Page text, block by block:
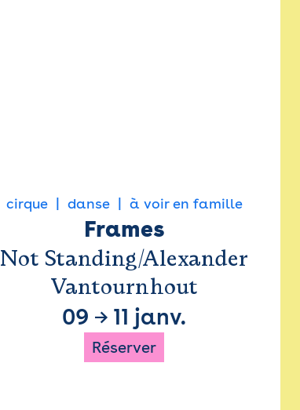
cirque danse à voir en famille
Frames
Not Standing/Alexander
Vantournhout
09 → 11 janv.
Réserver